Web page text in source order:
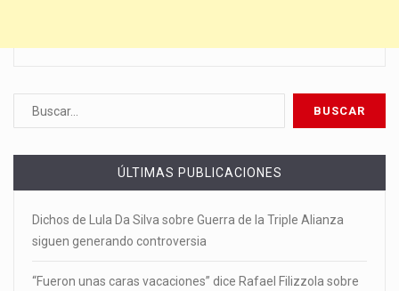
ÚLTIMAS PUBLICACIONES
Dichos de Lula Da Silva sobre Guerra de la Triple Alianza
siguen generando controversia
“Fueron unas caras vacaciones” dice Rafael Filizzola sobre